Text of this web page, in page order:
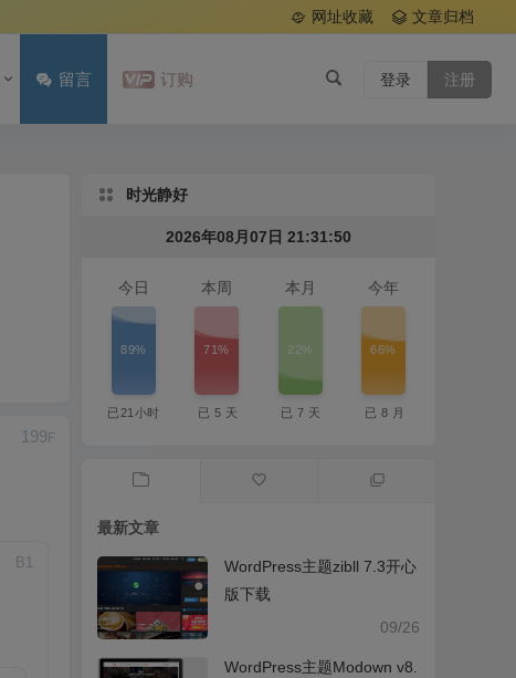
网址收藏 文章归档
留言 订购 登录 注册
199 F
B1
时光静好
2026年08月07日 21:31:51
今日
89%
已 21 小时
本周
71%
已 5 天
本月
22%
已 7 天
今年
66%
已 8 月
最新文章
WordPress主题zibll 7.3开心
版下载
09/26
WordPress主题Modown v8.